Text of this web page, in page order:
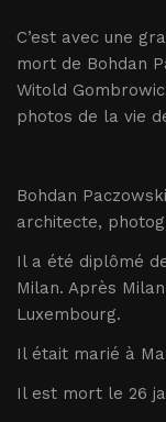
C’est avec une
mort de Bohdan
Witold
photos de la vie
Bohdan
architecte,
Il a été diplômé
Milan. Après
Luxembourg.
Il était marié à
Il est mort le 26